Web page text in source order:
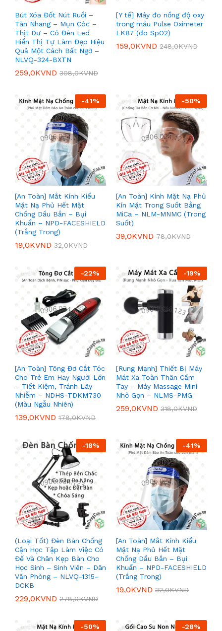
Bút Xóa Đốt Nút Ruồi –
Tàn Nhang – Mụn Cóc –
Thịt Dư – Có Đèn Led
Hiển Thị Tự Làm Đẹp Hiệu
Quả Một Cách Bất Ngờ –
NLVQ-324-BXTN
259,0KVND 308,0KVND
[Y tế] Máy đo nồng độ oxy
trong máu Pulse Oximeter
LK87 (đo SpO2)
159,0KVND 248,0KVND
-41%
[An Toàn] Mắt Kính Kiểu
Mặt Nạ Phủ Hết Mặt
Chống Dầu Bắn – Bụi
Khuẩn – NPD-FACESHIELD
(Trắng Trong)
19,0KVND 32,0KVND
-50%
[An Toàn] Kính Mặt Nạ Phủ
Kín Mặt Trong Suốt Bằng
MiCa – NLM-MNMC (Trong
Suốt)
39,0KVND 78,0KVND
-22%
[An Toàn] Tông Đơ Cắt Tóc
Cho Trẻ Em Hay Người Lớn
– Tiết Kiệm, Tránh Lây
Nhiễm – NDHS-TDKM730
(Màu Ngẫu Nhiên)
139,0KVND 178,0KVND
-19%
[Rung Mạnh] Thiết Bị Máy
Mát Xa Toàn Thân Cầm
Tay – Máy Massage Mini
Nhỏ Gọn – NLMS-PMG
259,0KVND 318,0KVND
-18%
(Loại Tốt) Đèn Bàn Chống
Cận Học Tập Làm Việc Có
Đế Và Chân Kẹp Bàn Cho
Học Sinh – Sinh Viên – Dân
Văn Phòng – NLVQ-1315-
DCKB
229,0KVND 278,0KVND
-41%
[An Toàn] Mắt Kính Kiểu
Mặt Nạ Phủ Hết Mặt
Chống Dầu Bắn – Bụi
Khuẩn – NPD-FACESHIELD
(Trắng Trong)
19,0KVND 32,0KVND
-50% -28%